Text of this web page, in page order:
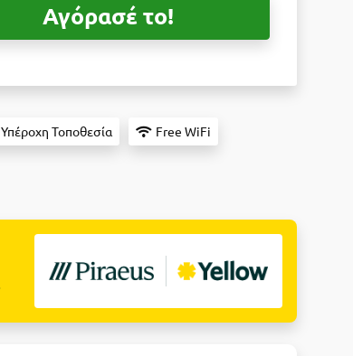
Αγόρασέ το!
Υπέροχη Τοποθεσία Free WiFi